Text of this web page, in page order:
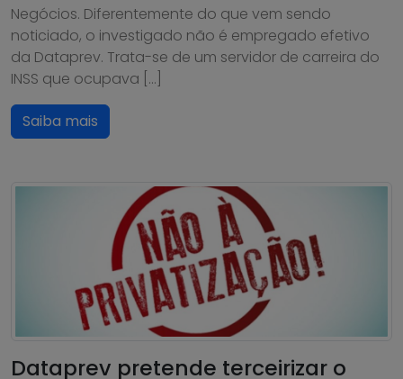
Negócios. Diferentemente do que vem sendo
noticiado, o investigado não é empregado efetivo
da Dataprev. Trata-se de um servidor de carreira do
INSS que ocupava […]
Saiba mais
Dataprev pretende terceirizar o